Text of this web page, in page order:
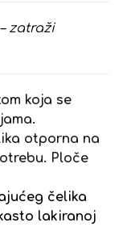
zatraži
koja se
otporna na
Ploče
čelika
lakiranoj